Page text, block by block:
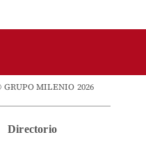
GRUPO MILENIO 2026
Directorio